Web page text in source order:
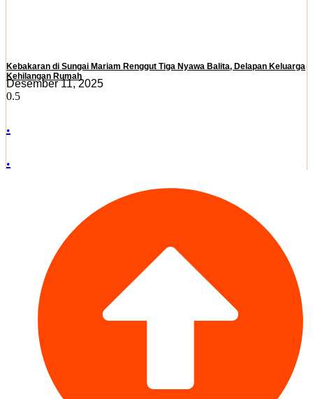
Kebakaran di Sungai Mariam Renggut Tiga Nyawa Balita, Delapan Keluarga
Kehilangan Rumah
Desember 11, 2025
.
.